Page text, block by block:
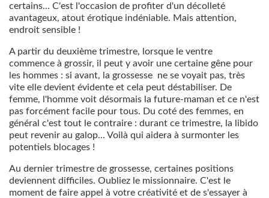
certains... C'est l'occasion de profiter d'un décolleté
avantageux, atout érotique indéniable. Mais attention,
endroit sensible !
A partir du deuxième trimestre, lorsque le ventre
commence à grossir, il peut y avoir une certaine gêne pour
les hommes : si avant, la grossesse ne se voyait pas, très
vite elle devient évidente et cela peut déstabiliser. De
femme, l'homme voit désormais la future-maman et ce n'est
pas forcément facile pour tous. Du coté des femmes, en
général c'est tout le contraire : durant ce trimestre, la libido
peut revenir au galop... Voilà qui aidera à surmonter les
potentiels blocages !
Au dernier trimestre de grossesse, certaines positions
deviennent difficiles. Oubliez le missionnaire. C'est le
moment de faire appel à votre créativité et de s'essayer à